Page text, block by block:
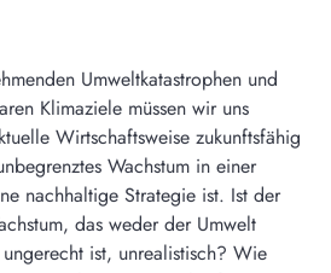
Umweltkatastrophen und
Klimaziele müssen wir uns
Wirtschaftsweise zukunftsfähig
Wachstum in einer
nachhaltige Strategie ist. Ist der
das weder der Umwelt
ist, unrealistisch? Wie